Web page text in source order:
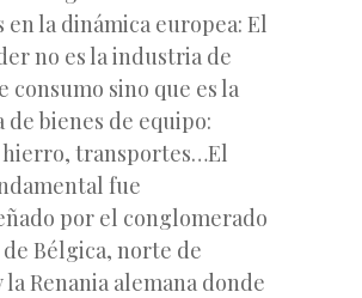
en la dinámica europea: El
no es la industria de
consumo sino que es la
bienes de equipo:
hierro, transportes…El
fue
por el conglomerado
Bélgica, norte de
la Renania alemana donde